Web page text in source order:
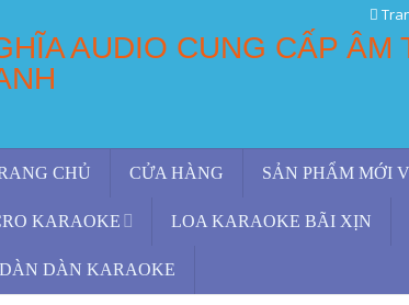
CHỦ CỬA HÀNG SẢN PHẨM MỚI
KARAOKE LOA KARAOKE BÃI XỊN
DÀN KARAOKE